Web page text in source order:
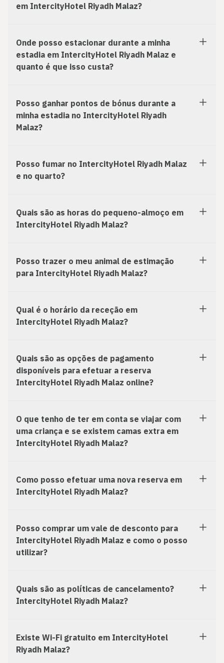
em IntercityHotel Riyadh Malaz?
Onde posso estacionar durante a minha
estadia em IntercityHotel Riyadh Malaz e
quanto é que isso custa?
Posso ganhar pontos de bónus durante a
minha estadia no IntercityHotel Riyadh
Malaz?
Posso fumar no IntercityHotel Riyadh Malaz
e no quarto?
Quais são as horas do pequeno-almoço em
IntercityHotel Riyadh Malaz?
Posso trazer o meu animal de estimação
para IntercityHotel Riyadh Malaz?
Qual é o horário da receção em
IntercityHotel Riyadh Malaz?
Quais são as opções de pagamento
disponíveis para efetuar a reserva
IntercityHotel Riyadh Malaz online?
O que tenho de ter em conta se viajar com
uma criança e se existem camas extra em
IntercityHotel Riyadh Malaz?
Como posso efetuar uma nova reserva em
IntercityHotel Riyadh Malaz?
Posso comprar um vale de desconto para
IntercityHotel Riyadh Malaz e como o posso
utilizar?
Quais são as políticas de cancelamento?
IntercityHotel Riyadh Malaz?
Existe Wi-Fi gratuito em IntercityHotel
Riyadh Malaz?